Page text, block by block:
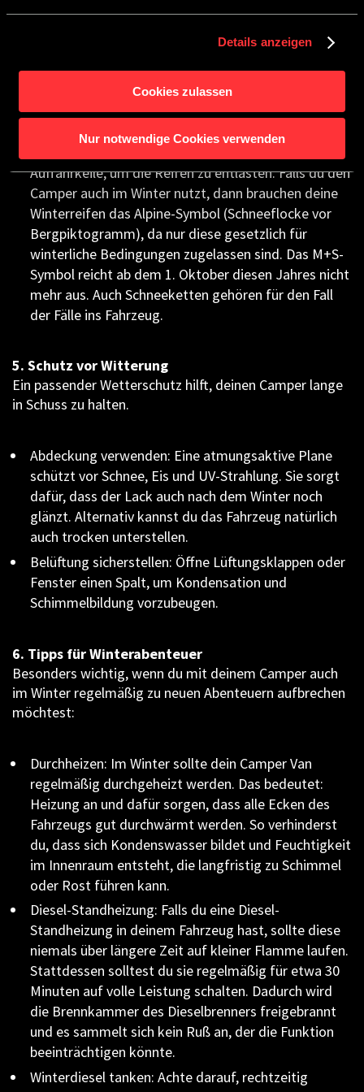
Details anzeigen
Cookies zulassen
Nur notwendige Cookies verwenden
am Unterboden. So vermeidest du Korrosion.
Dichtungen pflegen: Gummidichtungen können
durch Kälte spröde werden. Behandle sie mit
Silikonspray, damit sie geschmeidig bleiben.
Reifen schonen: Erhöhe den Reifendruck leicht, um
Auffahrkeile, um die Reifen zu entlasten. Falls du den
Camper auch im Winter nutzt, dann brauchen deine
Winterreifen das Alpine-Symbol (Schneeflocke vor
Bergpiktogramm), da nur diese gesetzlich für
winterliche Bedingungen zugelassen sind. Das M+S-
Symbol reicht ab dem 1. Oktober diesen Jahres nicht
mehr aus. Auch Schneeketten gehören für den Fall
der Fälle ins Fahrzeug.
5. Schutz vor Witterung
Ein passender Wetterschutz hilft, deinen Camper lange
in Schuss zu halten.
Abdeckung verwenden: Eine atmungsaktive Plane
schützt vor Schnee, Eis und UV-Strahlung. Sie sorgt
dafür, dass der Lack auch nach dem Winter noch
glänzt. Alternativ kannst du das Fahrzeug natürlich
auch trocken unterstellen.
Belüftung sicherstellen: Öffne Lüftungsklappen oder
Fenster einen Spalt, um Kondensation und
Schimmelbildung vorzubeugen.
6. Tipps für Winterabenteuer
Besonders wichtig, wenn du mit deinem Camper auch
im Winter regelmäßig zu neuen Abenteuern aufbrechen
möchtest:
Durchheizen: Im Winter sollte dein Camper Van
regelmäßig durchgeheizt werden. Das bedeutet:
Heizung an und dafür sorgen, dass alle Ecken des
Fahrzeugs gut durchwärmt werden. So verhinderst
du, dass sich Kondenswasser bildet und Feuchtigkeit
im Innenraum entsteht, die langfristig zu Schimmel
oder Rost führen kann.
Diesel-Standheizung: Falls du eine Diesel-
Standheizung in deinem Fahrzeug hast, sollte diese
niemals über längere Zeit auf kleiner Flamme laufen.
Stattdessen solltest du sie regelmäßig für etwa 30
Minuten auf volle Leistung schalten. Dadurch wird
die Brennkammer des Dieselbrenners freigebrannt
und es sammelt sich kein Ruß an, der die Funktion
beeinträchtigen könnte.
Winterdiesel tanken: Achte darauf, rechtzeitig